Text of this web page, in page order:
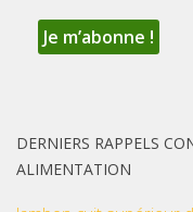
DERNIERS RAPPELS
ALIMENTATION